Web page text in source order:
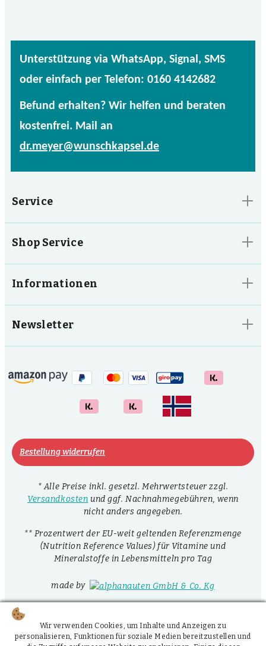
Unterstützung via WhatsApp, Signal, SMS
oder einfach per Telefon: 0160 4142682
Befund erhalten? Wir helfen und beraten
kostenfrei. Mail an
dr.meyer@wunschkapsel.de
Service
Shop Service
Informationen
Newsletter
Bestellung widerrufen
* Alle Preise inkl. gesetzl. Mehrwertsteuer zzgl.
Versandkosten und ggf. Nachnahmegebühren, wenn
nicht anders angegeben.
** Prozentwert der EU-weit geltenden Referenzmenge
(Nutrition Reference Values) für Vitamine und
Mineralstoffe in Lebensmitteln pro Tag
made by
Wir verwenden Cookies, um Inhalte und Anzeigen zu
personalisieren, Funktionen für soziale Medien bereitzustellen und